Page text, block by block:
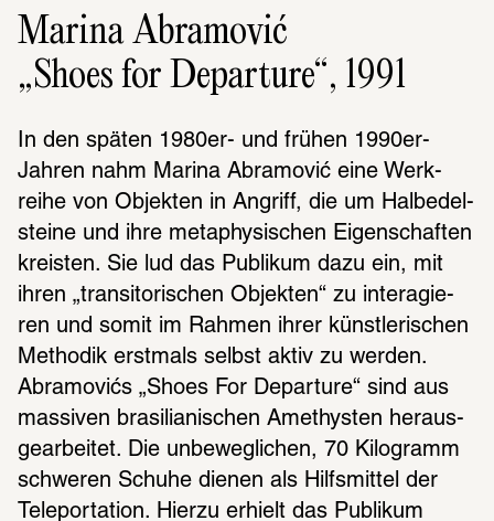
Marina Abramović
„Shoes for Departure“, 1991
In den späten 1980er- und frühen 1990er-
Jahren nahm Marina Abra­mović eine Werk­
reihe von Objek­ten in Angriff, die um Halb­edel­
steine und ihre meta­phy­si­schen Eigen­schaf­ten
kreis­ten. Sie lud das Publi­kum dazu ein, mit
ihren „tran­si­to­ri­schen Objek­ten“ zu inter­agie­
ren und somit im Rahmen ihrer künst­le­ri­schen
Metho­dik erst­mals selbst aktiv zu werden.
Abra­movićs „Shoes For Depar­ture“ sind aus
massi­ven brasi­lia­ni­schen Amethys­ten heraus­
ge­ar­bei­tet. Die unbe­weg­li­chen, 70 Kilo­gramm
schwe­ren Schuhe dienen als Hilfs­mit­tel der
Tele­por­ta­tion. Hierzu erhielt das Publi­kum